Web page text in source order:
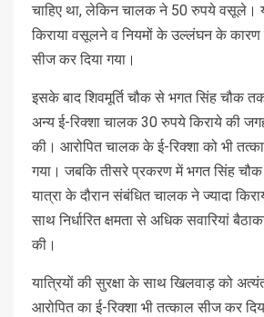
चाहिए था, लेकिन चालक ने 50 रुपये वसूले।
किराया वसूलने व नियमों के उल्लंघन के कारण
सीज कर दिया गया।
इसके बाद शिवमूर्ति चौक से भगत सिंह चौक
अन्य ई-रिक्शा चालक 30 रुपये किराये की
की। आरोपित चालक के ई-रिक्शा को भी
गया। जबकि तीसरे प्रकरण में भगत सिंह
यात्रा के दौरान संबंधित चालक ने ज्यादा
साथ निर्धारित क्षमता से अधिक सवारियां
की।
यात्रियों की सुरक्षा के साथ खिलवाड़ को
आरोपित का ई-रिक्शा भी तत्काल सीज कर